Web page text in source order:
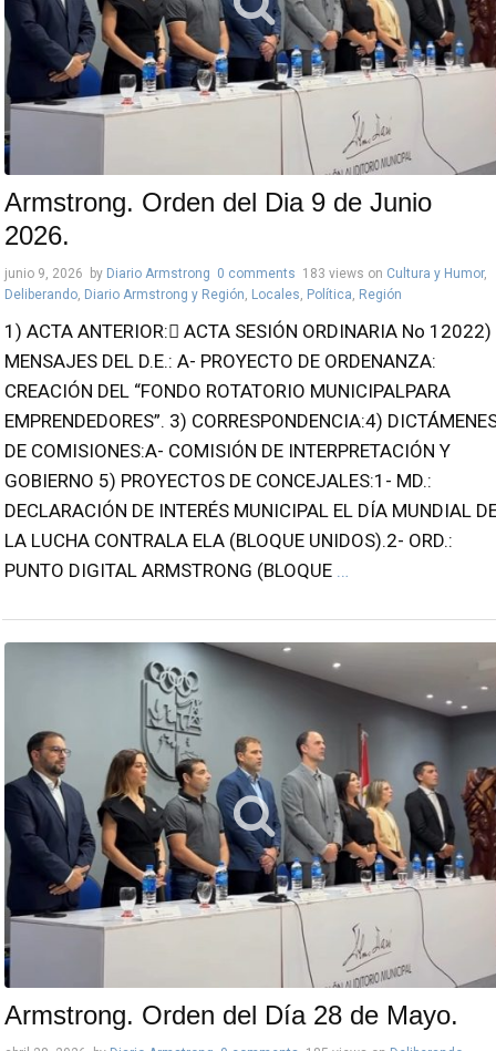
Armstrong. Orden del Dia 9 de Junio
2026.
junio 9, 2026 by Diario Armstrong 0 comments 183 views on Cultura y Humor,
Deliberando, Diario Armstrong y Región, Locales, Política, Región
1) ACTA ANTERIOR: ACTA SESIÓN ORDINARIA No 12022)
MENSAJES DEL D.E.: A- PROYECTO DE ORDENANZA:
CREACIÓN DEL “FONDO ROTATORIO MUNICIPALPARA
EMPRENDEDORES”. 3) CORRESPONDENCIA:4)
DE COMISIONES:A- COMISIÓN DE INTERPRETACIÓN Y
GOBIERNO 5) PROYECTOS DE CONCEJALES:1- MD.:
DECLARACIÓN DE INTERÉS MUNICIPAL EL DÍA MUNDIAL
LA LUCHA CONTRALA ELA (BLOQUE UNIDOS).2- ORD.:
PUNTO DIGITAL ARMSTRONG (BLOQUE …
Armstrong. Orden del Día 28 de Mayo.